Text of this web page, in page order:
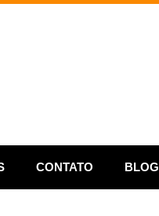
CONTATO BLOG